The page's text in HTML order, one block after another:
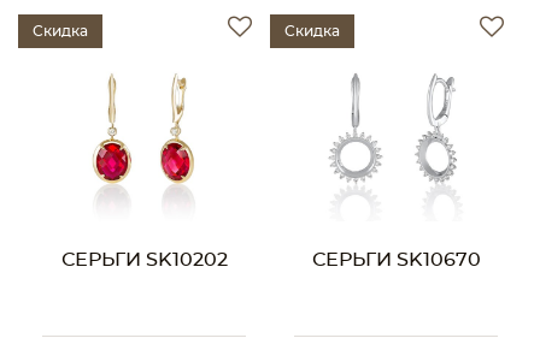
Скидка
СЕРЬГИ SK10202
Скидка
СЕРЬГИ SK10670